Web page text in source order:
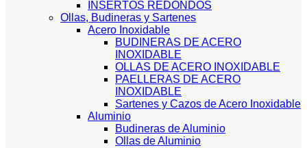
INSERTOS REDONDOS
Ollas, Budineras y Sartenes
Acero Inoxidable
BUDINERAS DE ACERO
INOXIDABLE
OLLAS DE ACERO INOXIDABLE
PAELLERAS DE ACERO
INOXIDABLE
Sartenes y Cazos de Acero Inoxidable
Aluminio
Budineras de Aluminio
Ollas de Aluminio